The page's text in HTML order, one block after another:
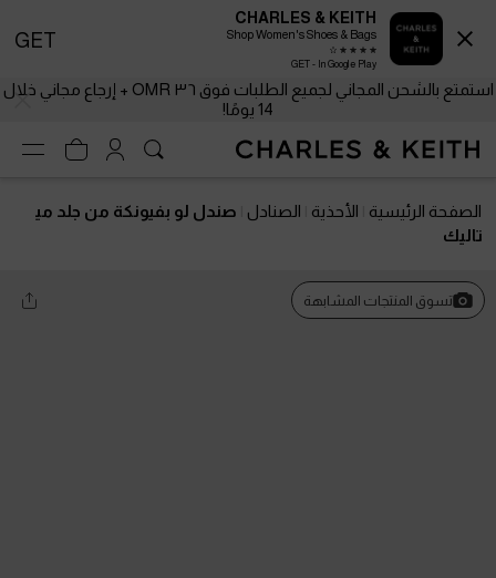
استمتع بالشحن المجاني لجميع الطلبات فوق ٣٦ OMR + إرجاع مجاني خلال
14 يومًا!
الصفحة الرئيسية الأحذية الصنادل
صندل لو بفيونكة من جلد مي
تاليك
تسوق المنتجات المشابهة
CHARLES & KEITH
Shop Women's Shoes & Bags
GET - In Google Play
GET